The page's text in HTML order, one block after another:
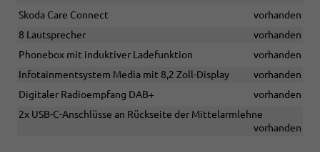
Skoda Care Connect
vorhanden
8 Lautsprecher
vorhanden
Phonebox mit induktiver Ladefunktion
vorhanden
Infotainmentsystem Media mit 8,2 Zoll-Display
vorhanden
Digitaler Radioempfang DAB+
vorhanden
2x USB-C-Anschlüsse an Rückseite der Mittelarmlehne
vorhanden